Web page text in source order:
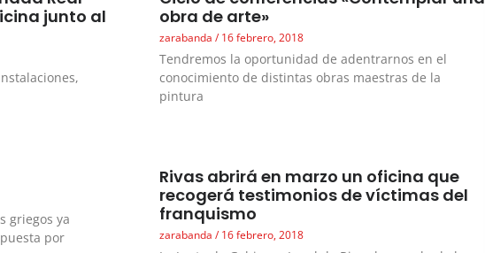
junto al
obra de arte»
zarabanda 16 febrero, 2018
Tendremos la oportunidad de adentrarnos en el
conocimiento de distintas obras maestras de la
pintura
griegos ya
por
Rivas abrirá en marzo un oficina que
recogerá testimonios de víctimas del
franquismo
zarabanda 16 febrero, 2018